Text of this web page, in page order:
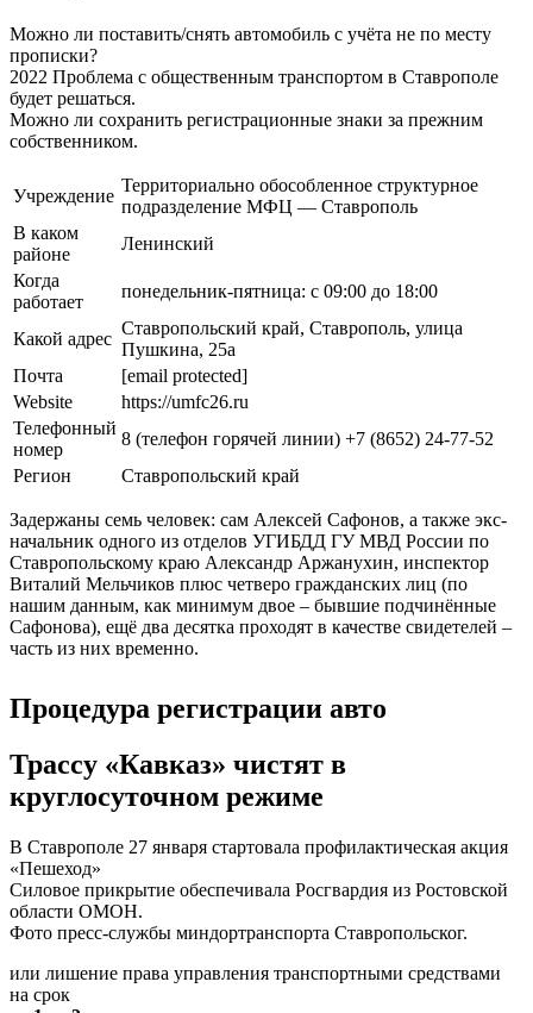
Можно ли поставить/снять автомобиль с учёта не по месту
прописки?
2022 Проблема с общественным транспортом в Ставрополе
будет решаться.
Можно ли сохранить регистрационные знаки за прежним
собственником.
Учреждение
Территориально обособленное структурное
подразделение МФЦ — Ставрополь
В каком
районе
Ленинский
Когда
работает
понедельник-пятница: с 09:00 до 18:00
Какой адрес
Ставропольский край, Ставрополь, улица
Пушкина, 25а
Почта
[email protected]
Website
https://umfc26.ru
Телефонный
номер
8 (телефон горячей линии) +7 (8652) 24-77-52
Регион
Ставропольский край
Задержаны семь человек: сам Алексей Сафонов, а также экс-
начальник одного из отделов УГИБДД ГУ МВД России по
Ставропольскому краю Александр Аржанухин, инспектор
Виталий Мельчиков плюс четверо гражданских лиц (по
нашим данным, как минимум двое – бывшие подчинённые
Сафонова), ещё два десятка проходят в качестве свидетелей –
часть из них временно.
Процедура регистрации авто
Трассу «Кавказ» чистят в
круглосуточном режиме
В Ставрополе 27 января стартовала профилактическая акция
«Пешеход»
Силовое прикрытие обеспечивала Росгвардия из Ростовской
области ОМОН.
Фото пресс-службы миндортранспорта Ставропольског.
или лишение права управления транспортными средствами
на срок